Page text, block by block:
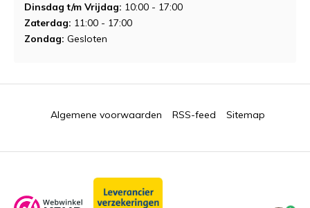
Dinsdag t/m Vrijdag: 10:00 - 17:00
Zaterdag: 11:00 - 17:00
Zondag: Gesloten
Algemene voorwaarden RSS-feed Sitemap